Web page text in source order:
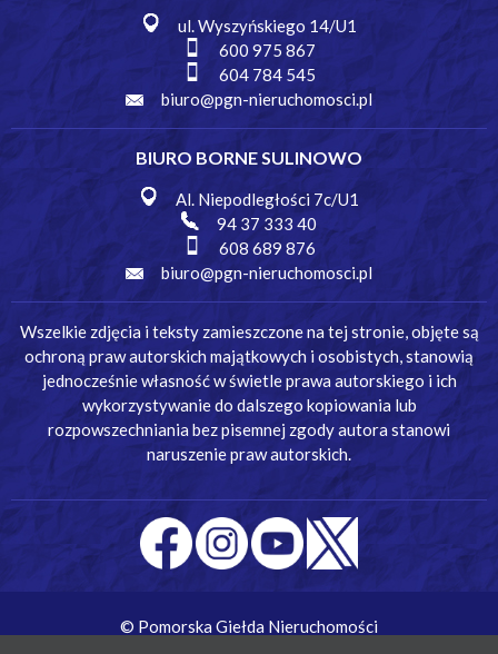
ul. Wyszyńskiego 14/U1
600 975 867
604 784 545
biuro@pgn-nieruchomosci.pl
BIURO BORNE SULINOWO
Al. Niepodległości 7c/U1
94 37 333 40
608 689 876
biuro@pgn-nieruchomosci.pl
Wszelkie zdjęcia i teksty zamieszczone na tej stronie, objęte są
ochroną praw autorskich majątkowych i osobistych, stanowią
jednocześnie własność w świetle prawa autorskiego i ich
wykorzystywanie do dalszego kopiowania lub
rozpowszechniania bez pisemnej zgody autora stanowi
naruszenie praw autorskich.
© Pomorska Giełda Nieruchomości